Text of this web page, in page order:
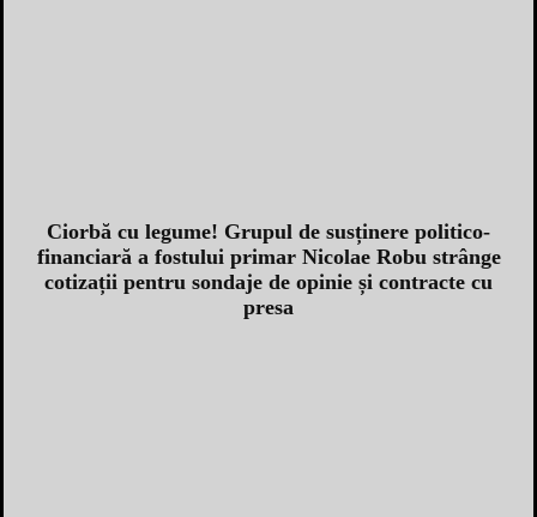
Ciorbă cu legume! Grupul de susținere politico-
financiară a fostului primar Nicolae Robu strânge
cotizații pentru sondaje de opinie și contracte cu
presa